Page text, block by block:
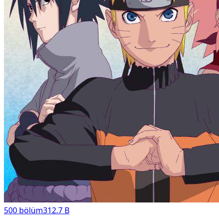
500 bölüm312.7 B